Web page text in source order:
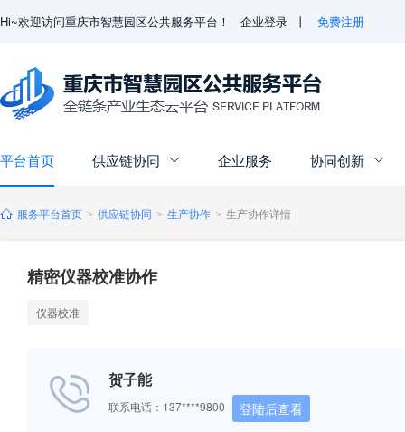
Hi~欢迎访问重庆市智慧园区公共服务平台！ 企业登录 丨 免费注册
平台首页 供应链协同  企业服务 协同创新 
服务平台首页 > 供应链协同 > 生产协作 > 生产协作详情
精密仪器校准协作
仪器校准
贺子能
联系电话：137****9800 登陆后查看